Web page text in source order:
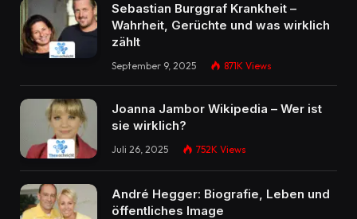
Sebastian Burggraf Krankheit –
Wahrheit, Gerüchte und was wirklich
zählt
September 9, 2025 871K Views
Joanna Jambor Wikipedia – Wer ist
sie wirklich?
Juli 26, 2025 752K Views
André Hegger: Biografie, Leben und
öffentliches Image